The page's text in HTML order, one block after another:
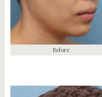
Before